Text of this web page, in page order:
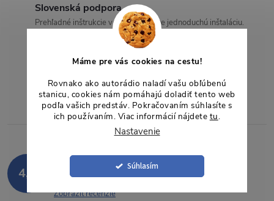
Máme pre vás cookies na cestu!
Rovnako ako autorádio naladí vašu obľúbenú
stanicu, cookies nám pomáhajú doladiť tento web
podľa vašich predstáv. Pokračovaním súhlasíte s
ich používaním. Viac informácií nájdete tu.
Nastavenie
Súhlasím
v
Slovenská podpora
Prehľadné inštrukcie v slovenčine pre jednoduchú inštaláciu.
Ihneď k dispozícii pre rýchle odoslanie, bez čakania.
4,9 Hodnotenie zákazníkov
85 hodnotení
Zobraziť recenzie